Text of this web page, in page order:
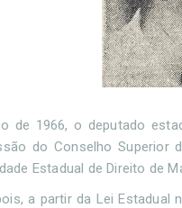
de 1966, o deputado
do Conselho
Estadual de Direito de
a partir da Lei Estadual